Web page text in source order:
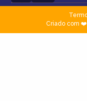
Criado com ❤️